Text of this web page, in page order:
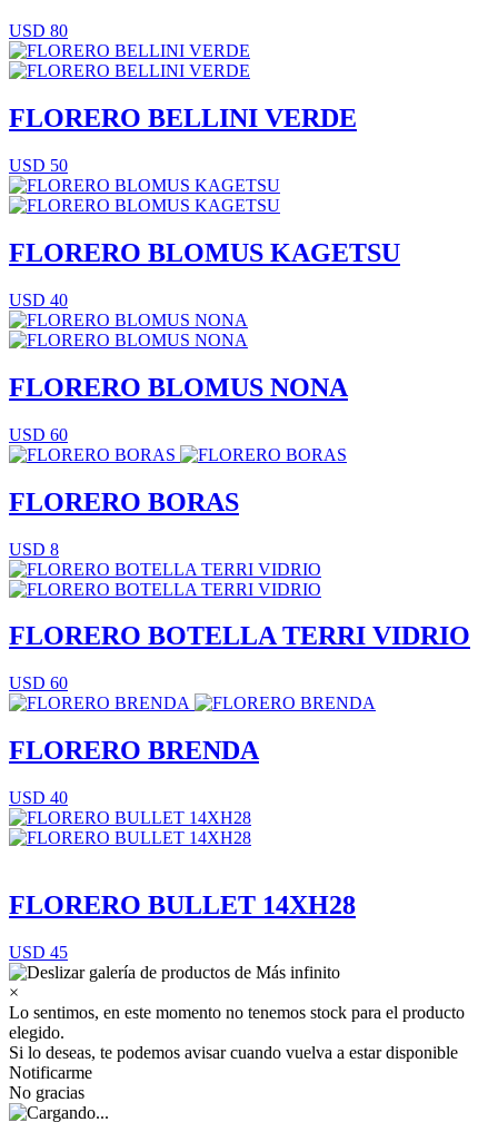
USD 80
FLORERO BELLINI VERDE
USD 50
FLORERO BLOMUS KAGETSU
USD 40
FLORERO BLOMUS NONA
USD 60
FLORERO BORAS
USD 8
FLORERO BOTELLA TERRI VIDRIO
USD 60
FLORERO BRENDA
USD 40
FLORERO BULLET 14XH28
USD 45
×
Lo sentimos, en este momento no tenemos stock para el producto
elegido.
Si lo deseas, te podemos avisar cuando vuelva a estar disponible
Notificarme
No gracias